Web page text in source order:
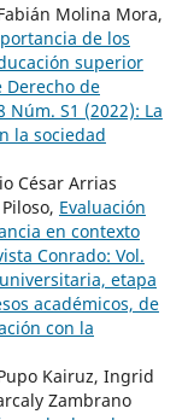
Molina Mora,
de los
superior
de
Núm. S1 (2022): La
la sociedad
César Arrias
Evaluación
en contexto
Conrado: Vol.
etapa
académicos, de
con la
Kairuz, Ingrid
Zambrano